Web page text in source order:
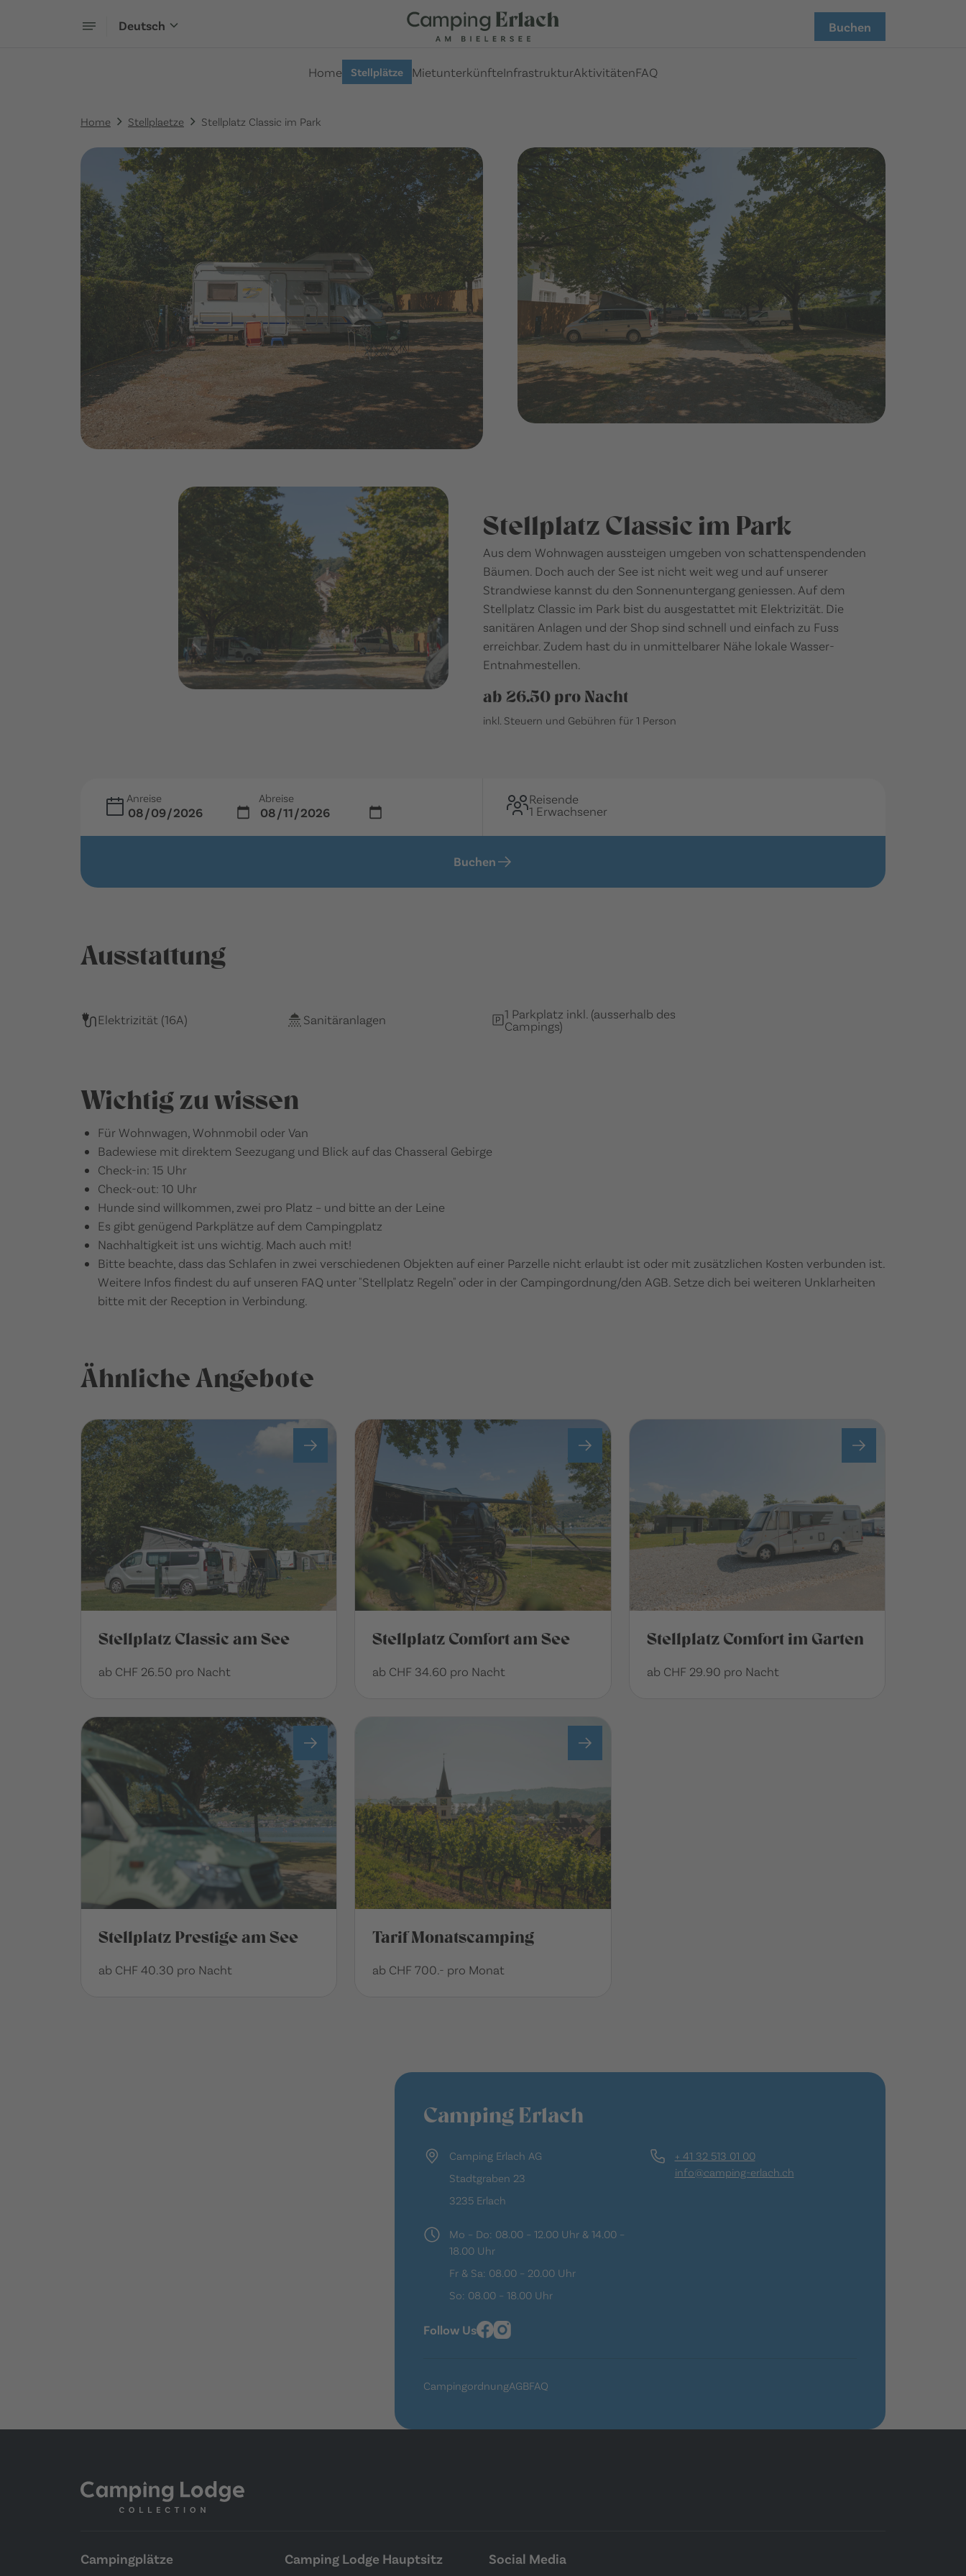
Deutsch Buchen
Home Stellplätze MietunterkünfteInfrastrukturAktivitätenFAQ
Home Stellplaetze Stellplatz Classic im Park
Stellplatz Classic im Park
Aus dem Wohnwagen aussteigen umgeben von schattenspendenden
Bäumen. Doch auch der See ist nicht weit weg und auf unserer
Strandwiese kannst du den Sonnenuntergang geniessen. Auf dem
Stellplatz Classic im Park bist du ausgestattet mit Elektrizität. Die
sanitären Anlagen und der Shop sind schnell und einfach zu Fuss
erreichbar. Zudem hast du in unmittelbarer Nähe lokale Wasser-
Entnahmestellen.
ab 26.50 pro Nacht
inkl. Steuern und Gebühren für 1 Person
Anreise Abreise
Reisende
1 Erwachsener
Buchen
Ausstattung
Elektrizität (16A) Sanitäranlagen
1 Parkplatz inkl. (ausserhalb des
Campings)
Wichtig zu wissen
Für Wohnwagen, Wohnmobil oder Van
Badewiese mit direktem Seezugang und Blick auf das Chasseral Gebirge
Check-in: 15 Uhr
Check-out: 10 Uhr
Hunde sind willkommen, zwei pro Platz ­­– und bitte an der Leine
Es gibt genügend Parkplätze auf dem Campingplatz
Nachhaltigkeit ist uns wichtig. Mach auch mit!
Bitte beachte, dass das Schlafen in zwei verschiedenen Objekten auf einer Parzelle nicht erlaubt ist oder mit zusätzlichen Kosten verbunden ist.
Weitere Infos findest du auf unseren FAQ unter "Stellplatz Regeln" oder in der Campingordnung/den AGB. Setze dich bei weiteren Unklarheiten
bitte mit der Reception in Verbindung.
Ähnliche Angebote
Stellplatz Classic am See
ab CHF 26.50 pro Nacht
Stellplatz Comfort am See
ab CHF 34.60 pro Nacht
Stellplatz Comfort im Garten
ab CHF 29.90 pro Nacht
Stellplatz Prestige am See
ab CHF 40.30 pro Nacht
Tarif Monatscamping
ab CHF 700.- pro Monat
Camping Erlach
Camping Erlach AG
Stadtgraben 23
3235 Erlach
+ 41 32 513 01 00
info@camping-erlach.ch
Mo – Do: 08.00 – 12.00 Uhr & 14.00 –
18.00 Uhr
Fr & Sa: 08.00 – 20.00 Uhr
So: 08.00 – 18.00 Uhr
Follow Us
CampingordnungAGBFAQ
Campingplätze Camping Lodge Hauptsitz Social Media